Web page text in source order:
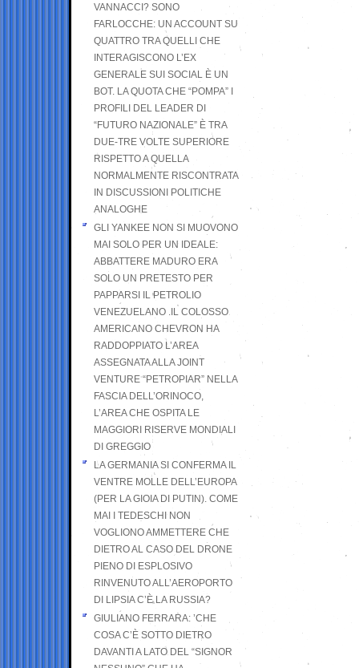
VANNACCI? SONO
FARLOCCHE: UN ACCOUNT SU
QUATTRO TRA QUELLI CHE
INTERAGISCONO L’EX
GENERALE SUI SOCIAL È UN
BOT. LA QUOTA CHE “POMPA” I
PROFILI DEL LEADER DI
“FUTURO NAZIONALE” È TRA
DUE-TRE VOLTE SUPERIORE
RISPETTO A QUELLA
NORMALMENTE RISCONTRATA
IN DISCUSSIONI POLITICHE
ANALOGHE
GLI YANKEE NON SI MUOVONO
MAI SOLO PER UN IDEALE:
ABBATTERE MADURO ERA
SOLO UN PRETESTO PER
PAPPARSI IL PETROLIO
VENEZUELANO .IL COLOSSO
AMERICANO CHEVRON HA
RADDOPPIATO L’AREA
ASSEGNATA ALLA JOINT
VENTURE “PETROPIAR” NELLA
FASCIA DELL’ORINOCO,
L’AREA CHE OSPITA LE
MAGGIORI RISERVE MONDIALI
DI GREGGIO
LA GERMANIA SI CONFERMA IL
VENTRE MOLLE DELL’EUROPA
(PER LA GIOIA DI PUTIN). COME
MAI I TEDESCHI NON
VOGLIONO AMMETTERE CHE
DIETRO AL CASO DEL DRONE
PIENO DI ESPLOSIVO
RINVENUTO ALL’AEROPORTO
DI LIPSIA C’È LA RUSSIA?
GIULIANO FERRARA: ’CHE
COSA C’È SOTTO DIETRO
DAVANTI A LATO DEL “SIGNOR